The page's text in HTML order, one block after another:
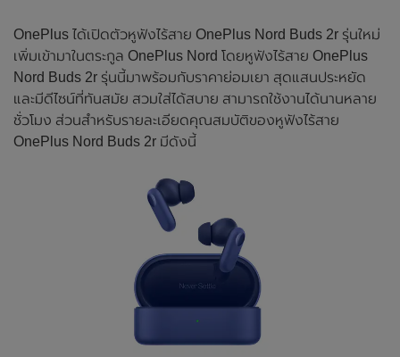
OnePlus ได้เปิดตัวหูฟังไร้สาย OnePlus Nord Buds 2r รุ่นใหม่
เพิ่มเข้ามาในตระกูล OnePlus Nord โดยหูฟังไร้สาย OnePlus
Nord Buds 2r รุ่นนี้มาพร้อมกับราคาย่อมเยา สุดแสนประหยัด
และมีดีไซน์ที่ทันสมัย สวมใส่ได้สบาย สามารถใช้งานได้นานหลาย
ชั่วโมง ส่วนสำหรับรายละเอียดคุณสมบัติของหูฟังไร้สาย
OnePlus Nord Buds 2r มีดังนี้